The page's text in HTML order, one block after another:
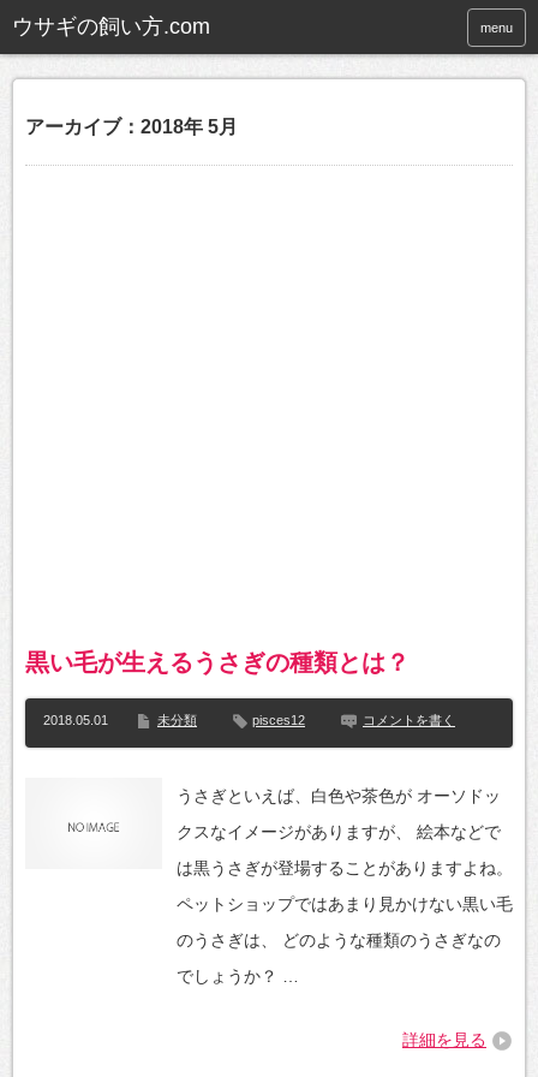
ウサギの飼い方.com menu
アーカイブ：2018年 5月
黒い毛が生えるうさぎの種類とは？
2018.05.01 未分類 pisces12 コメントを書く
うさぎといえば、白色や茶色が オーソドッ
クスなイメージがありますが、 絵本などで
は黒うさぎが登場することがありますよね。
ペットショップではあまり見かけない黒い毛
のうさぎは、 どのような種類のうさぎなの
でしょうか？ …
詳細を見る